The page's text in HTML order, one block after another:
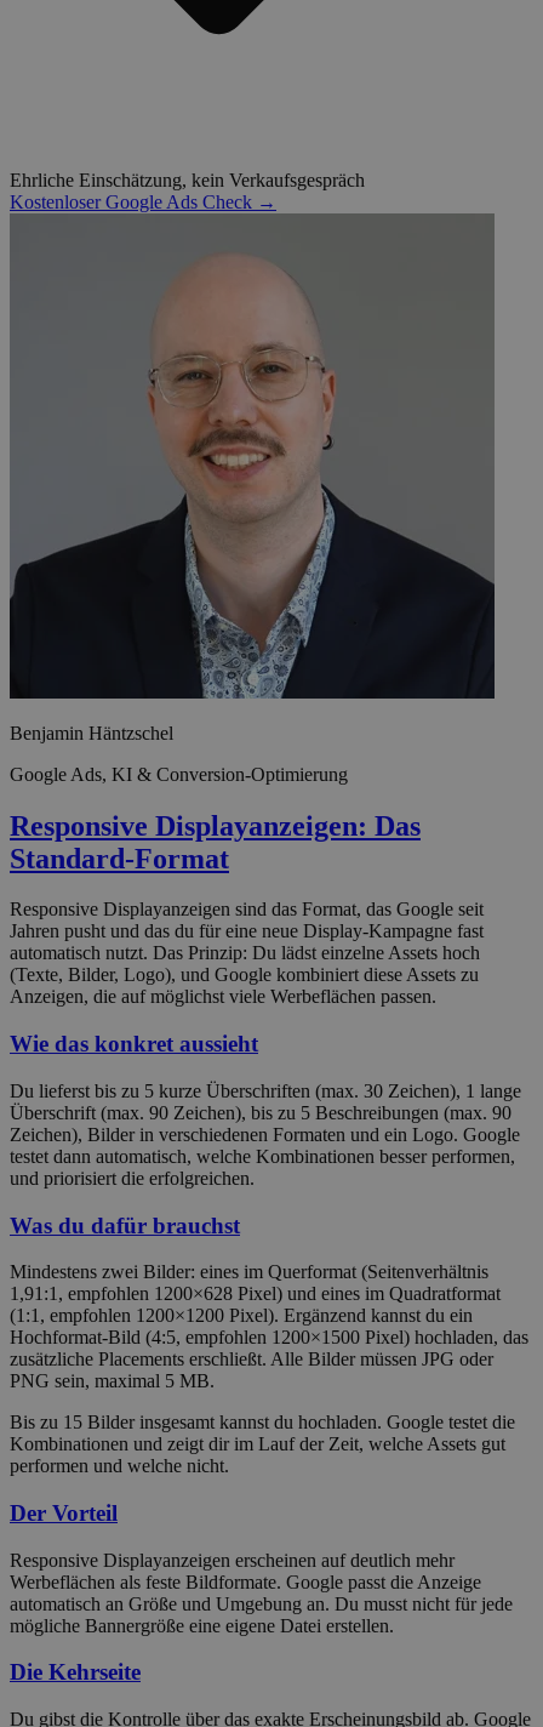
Ehrliche Einschätzung, kein Verkaufsgespräch
Kostenloser Google Ads Check →
Benjamin Häntzschel
Google Ads, KI & Conversion-Optimierung
Responsive Displayanzeigen: Das
Standard-Format
Responsive Displayanzeigen sind das Format, das Google seit
Jahren pusht und das du für eine neue Display-Kampagne fast
automatisch nutzt. Das Prinzip: Du lädst einzelne Assets hoch
(Texte, Bilder, Logo), und Google kombiniert diese Assets zu
Anzeigen, die auf möglichst viele Werbeflächen passen.
Wie das konkret aussieht
Du lieferst bis zu 5 kurze Überschriften (max. 30 Zeichen), 1 lange
Überschrift (max. 90 Zeichen), bis zu 5 Beschreibungen (max. 90
Zeichen), Bilder in verschiedenen Formaten und ein Logo. Google
testet dann automatisch, welche Kombinationen besser performen,
und priorisiert die erfolgreichen.
Was du dafür brauchst
Mindestens zwei Bilder: eines im Querformat (Seitenverhältnis
1,91:1, empfohlen 1200×628 Pixel) und eines im Quadratformat
(1:1, empfohlen 1200×1200 Pixel). Ergänzend kannst du ein
Hochformat-Bild (4:5, empfohlen 1200×1500 Pixel) hochladen, das
zusätzliche Placements erschließt. Alle Bilder müssen JPG oder
PNG sein, maximal 5 MB.
Bis zu 15 Bilder insgesamt kannst du hochladen. Google testet die
Kombinationen und zeigt dir im Lauf der Zeit, welche Assets gut
performen und welche nicht.
Der Vorteil
Responsive Displayanzeigen erscheinen auf deutlich mehr
Werbeflächen als feste Bildformate. Google passt die Anzeige
automatisch an Größe und Umgebung an. Du musst nicht für jede
mögliche Bannergröße eine eigene Datei erstellen.
Die Kehrseite
Du gibst die Kontrolle über das exakte Erscheinungsbild ab. Google